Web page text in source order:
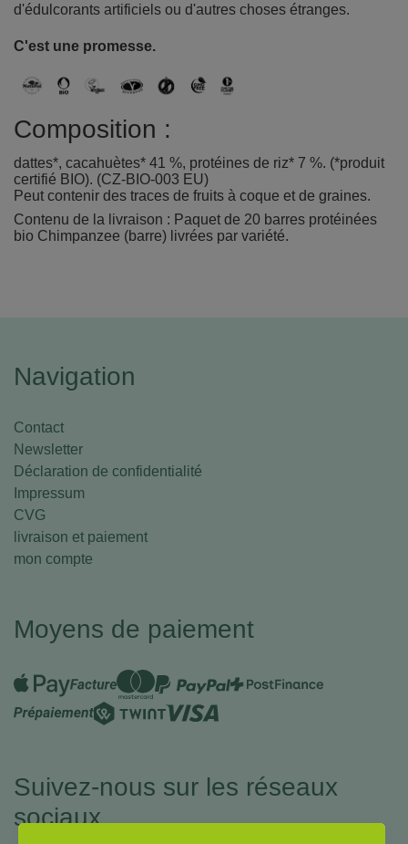
d'édulcorants artificiels ou d'autres choses étranges.
C'est une promesse.
Composition :
dattes*, cacahuètes* 41 %, protéines de riz* 7 %. (*produit
certifié BIO). (CZ-BIO-003 EU)
Peut contenir des traces de fruits à coque et de graines.
Contenu de la livraison : Paquet de 20 barres protéinées
bio Chimpanzee (barre) livrées par variété.
Navigation
Contact
Newsletter
Déclaration de confidentialité
Impressum
CVG
livraison et paiement
mon compte
Moyens de paiement
Suivez-nous sur les réseaux
sociaux